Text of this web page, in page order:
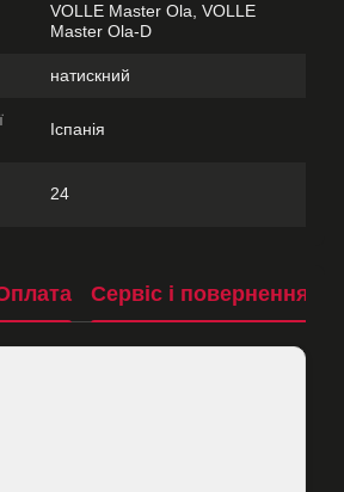
VOLLE Master Ola, VOLLE
Master Ola-D
натискний
Іспанія
24
Сервіс і повернення